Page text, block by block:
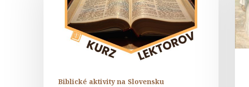
farnosť
Liptovské
Biblické aktivity na Slovensku